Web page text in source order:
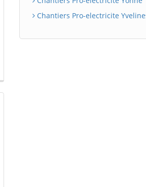
Chantiers Pro-electricite